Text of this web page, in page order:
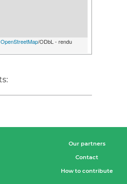
OpenStreetMap/ODbL - rendu
Our partners
Contact
How to contribute